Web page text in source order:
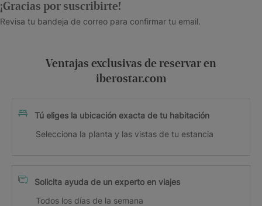
¡Gracias por suscribirte!
Revisa tu bandeja de correo para confirmar tu email.
Ventajas exclusivas de reservar en
iberostar.com
Tú eliges la ubicación exacta de tu habitación
Selecciona la planta y las vistas de tu estancia
Solicita ayuda de un experto en viajes
Todos los días de la semana